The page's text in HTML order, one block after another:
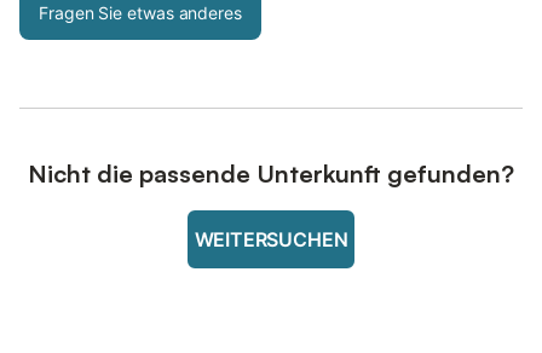
Fragen Sie etwas anderes
Nicht die passende Unterkunft gefunden?
WEITERSUCHEN